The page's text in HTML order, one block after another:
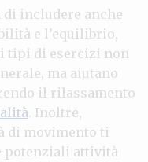
includere anche
e l’equilibrio,
tipi di esercizi non
ma aiutano
il rilassamento
. Inoltre,
di movimento ti
potenziali attività